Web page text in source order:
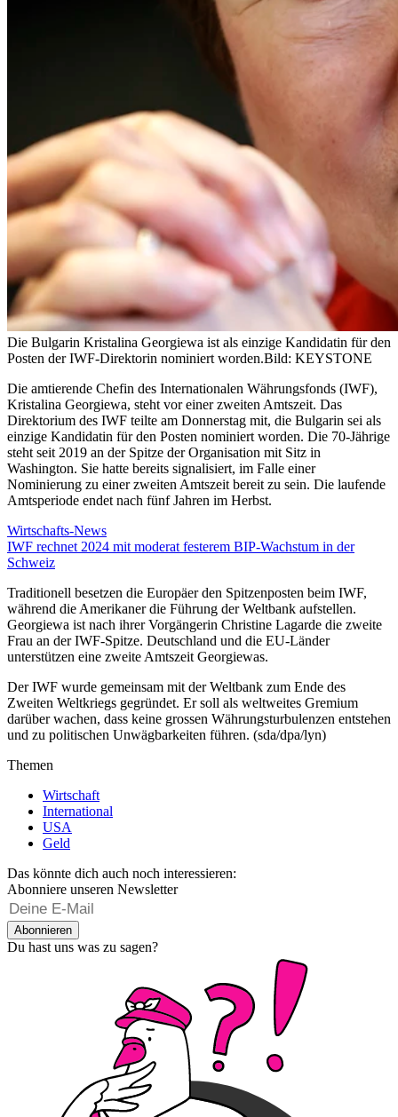
Die Bulgarin Kristalina Georgiewa ist als einzige Kandidatin für den
Posten der IWF-Direktorin nominiert worden.Bild: KEYSTONE
Die amtierende Chefin des Internationalen Währungsfonds (IWF),
Kristalina Georgiewa, steht vor einer zweiten Amtszeit. Das
Direktorium des IWF teilte am Donnerstag mit, die Bulgarin sei als
einzige Kandidatin für den Posten nominiert worden. Die 70-Jährige
steht seit 2019 an der Spitze der Organisation mit Sitz in
Washington. Sie hatte bereits signalisiert, im Falle einer
Nominierung zu einer zweiten Amtszeit bereit zu sein. Die laufende
Amtsperiode endet nach fünf Jahren im Herbst.
Wirtschafts-News
IWF rechnet 2024 mit moderat festerem BIP-Wachstum in der
Schweiz
Traditionell besetzen die Europäer den Spitzenposten beim IWF,
während die Amerikaner die Führung der Weltbank aufstellen.
Georgiewa ist nach ihrer Vorgängerin Christine Lagarde die zweite
Frau an der IWF-Spitze. Deutschland und die EU-Länder
unterstützen eine zweite Amtszeit Georgiewas.
Der IWF wurde gemeinsam mit der Weltbank zum Ende des
Zweiten Weltkriegs gegründet. Er soll als weltweites Gremium
darüber wachen, dass keine grossen Währungsturbulenzen entstehen
und zu politischen Unwägbarkeiten führen. (sda/dpa/lyn)
Themen
Wirtschaft
International
USA
Geld
Das könnte dich auch noch interessieren:
Abonniere unseren Newsletter
Abonnieren
Du hast uns was zu sagen?